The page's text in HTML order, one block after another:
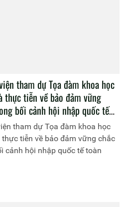
tham dự Tọa đàm khoa học
thực tiễn về bảo đảm vững
bối cảnh hội nhập quốc tế
tham dự Tọa đàm khoa học
tiễn về bảo đảm vững chắc
cảnh hội nhập quốc tế toàn